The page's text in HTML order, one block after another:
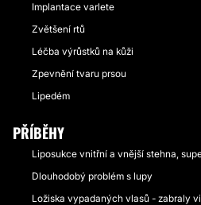
Implantace varlete
Zvětšení rtů
Léčba výrůstků na kůži
Zpevnění tvaru prsou
Lipedém
PŘÍBĚHY
Liposukce vnitřní a vnější stehna,
Dlouhodobý problém s lupy
Ložiska vypadaných vlasů - zabraly